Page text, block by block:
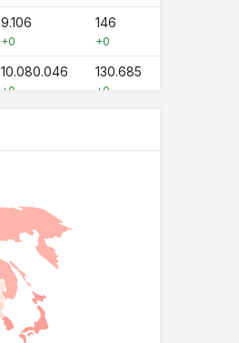
9.106
+0
146
+0
10.080.046
+0
130.685
+0
11.760.483
+2203
6.081.287
+0
834.305